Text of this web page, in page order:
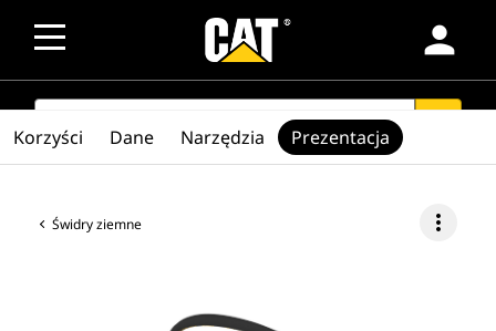
person
SEARCH
Świdry ziemne more_vert
Korzyści Dane Narzędzia Prezentacja